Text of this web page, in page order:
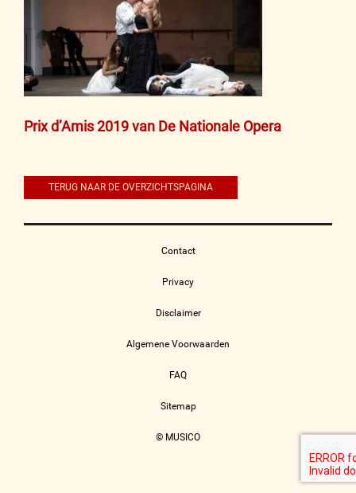
Bericht
Prix d’Amis 2019 van De Nationale Opera
TERUG NAAR DE OVERZICHTSPAGINA
Contact
Privacy
Disclaimer
Algemene Voorwaarden
FAQ
Sitemap
© MUSICO